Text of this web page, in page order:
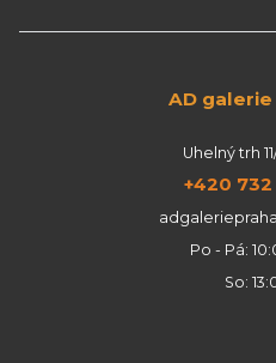
AD galerie
Uhelný trh
+420 732
Po - Pá:
So: